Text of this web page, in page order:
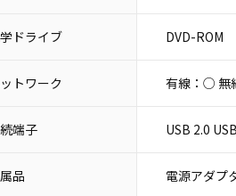
ドライブ DVD-ROM
トワーク 有線：○ 無
端子 USB 2.0
品 電源アダプ